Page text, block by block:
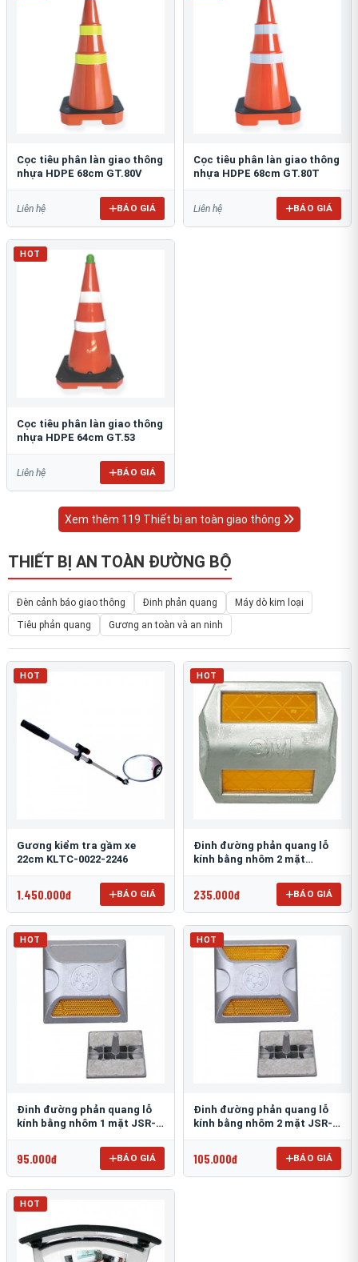
Cọc tiêu phân làn giao thông
nhựa HDPE 68cm GT.80V
Liên hệ BÁO GIÁ
Cọc tiêu phân làn giao thông
nhựa HDPE 68cm GT.80T
Liên hệ BÁO GIÁ
HOT
Cọc tiêu phân làn giao thông
nhựa HDPE 64cm GT.53
Liên hệ BÁO GIÁ
Xem thêm 119 Thiết bị an toàn giao thông
THIẾT BỊ AN TOÀN ĐƯỜNG BỘ
Đèn cảnh báo giao thông Đinh phản quang
Máy dò kim loại
Tiêu phản quang
Gương an toàn và an ninh
HOT
Gương kiểm tra gầm xe
22cm KLTC-0022-2246
1.450.000đ BÁO GIÁ
HOT
Đinh đường phản quang lỗ
kính bằng nhôm 2 mặt
235.000đ BÁO GIÁ
HOT
Đinh đường phản quang lỗ
kính bằng nhôm 1 mặt JSR-
95.000đ BÁO GIÁ
HOT
Đinh đường phản quang lỗ
kính bằng nhôm 2 mặt JSR-
105.000đ BÁO GIÁ
HOT